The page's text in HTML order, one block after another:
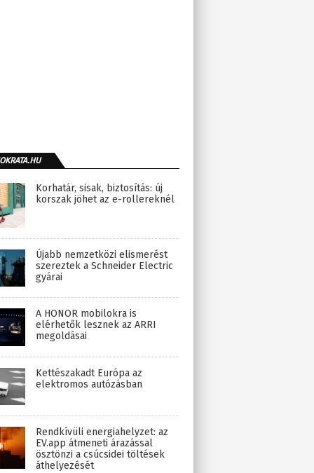
Korhatár, sisak, biztosítás: új
korszak jöhet az e-rollereknél
Újabb nemzetközi elismerést
szereztek a Schneider Electric
gyárai
A HONOR mobilokra is
elérhetők lesznek az ARRI
megoldásai
Kettészakadt Európa az
elektromos autózásban
Rendkívüli energiahelyzet: az
EV.app átmeneti árazással
ösztönzi a csúcsidei töltések
áthelyezését